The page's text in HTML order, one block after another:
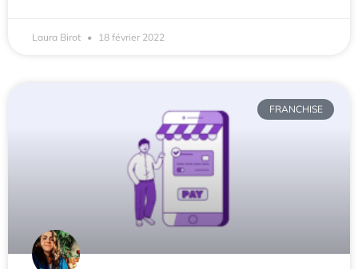
Laura Birot 18 février 2022
FRANCHISE